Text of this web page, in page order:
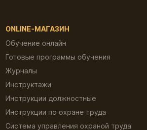
ONLINE-МАГАЗИН
Обучение онлайн
Готовые программы обучения
Журналы
Инструктажи
Инструкции должностные
Инструкции по охране труда
Система управления охраной труда